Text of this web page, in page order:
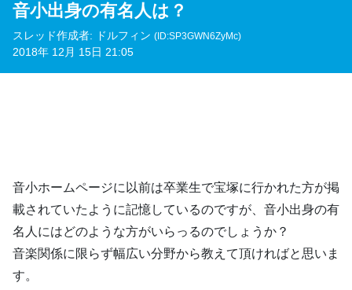
音小出身の有名人は？
スレッド作成者: ドルフィン (ID:SP3GWN6ZyMc)
2018年 12月 15日 21:05
音小ホームページに以前は卒業生で宝塚に行かれた方が掲
載されていたように記憶しているのですが、音小出身の有
名人にはどのような方がいらっるのでしょうか？
音楽関係に限らず幅広い分野から教えて頂ければと思いま
す。